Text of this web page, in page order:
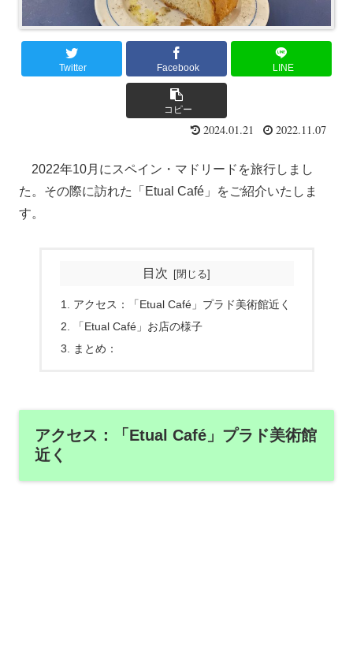
Twitter Facebook LINE
コピー
2024.01.21 2022.11.07
2022年10月にスペイン・マドリードを旅行しまし
た。その際に訪れた「Etual Café」をご紹介いたしま
す。
目次
アクセス：「Etual Café」プラド美術館近く
「Etual Café」お店の様子
まとめ：
アクセス：「Etual Café」プラド美術館
近く